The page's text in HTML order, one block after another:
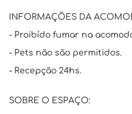
INFORMAÇÕES DA
- Proibído fumar na
- Pets não são permitidos.
- Recepção 24hs.
SOBRE O ESPAÇO: